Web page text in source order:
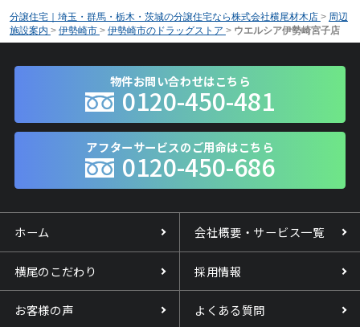
分譲住宅｜埼玉・群馬・栃木・茨城の分譲住宅なら株式会社横尾材木店 > 周辺
施設案内 > 伊勢崎市 > 伊勢崎市のドラッグストア > ウエルシア伊勢崎宮子店
物件お問い合わせはこちら
0120-450-481
アフターサービスのご用命はこちら
0120-450-686
ホーム 会社概要・サービス一覧
横尾のこだわり 採用情報
お客様の声 よくある質問